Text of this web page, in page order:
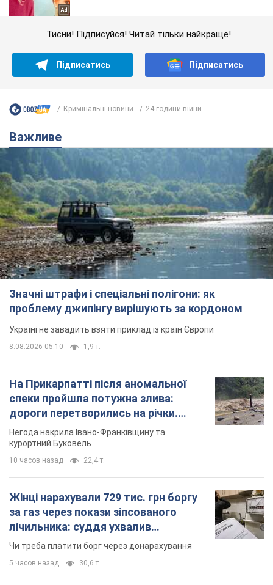
Тисни! Підписуйся! Читай тільки найкраще!
Підписатись Підписатись
Кримінальні новини 24 години війни....
Важливе
Значні штрафи і спеціальні полігони: як
проблему джипінгу вирішують за кордоном
Україні не завадить взяти приклад із країн Європи
8.08.2026 05:10 1,9 т.
На Прикарпатті після аномальної
спеки пройшла потужна злива:
дороги перетворились на річки.
Відео
Негода накрила Івано-Франківщину та
курортний Буковель
10 часов назад 22,4 т.
Жінці нарахували 729 тис. грн боргу
за газ через покази зіпсованого
лічильника: суддя ухвалив
неочікуване рішення
Чи треба платити борг через донарахування
5 часов назад 30,6 т.